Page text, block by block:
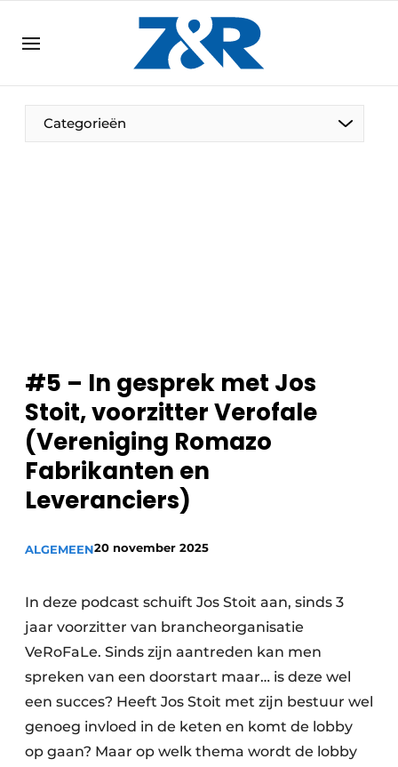
DE EN
NL
Categorieën
#5 – In gesprek met Jos
Stoit, voorzitter Verofale
(Vereniging Romazo
Fabrikanten en
Leveranciers)
ALGEMEEN20 november 2025
In deze podcast schuift Jos Stoit aan, sinds 3
jaar voorzitter van brancheorganisatie
VeRoFaLe. Sinds zijn aantreden kan men
spreken van een doorstart maar… is deze wel
een succes? Heeft Jos Stoit met zijn bestuur wel
genoeg invloed in de keten en komt de lobby
op gaan? Maar op welk thema wordt de lobby